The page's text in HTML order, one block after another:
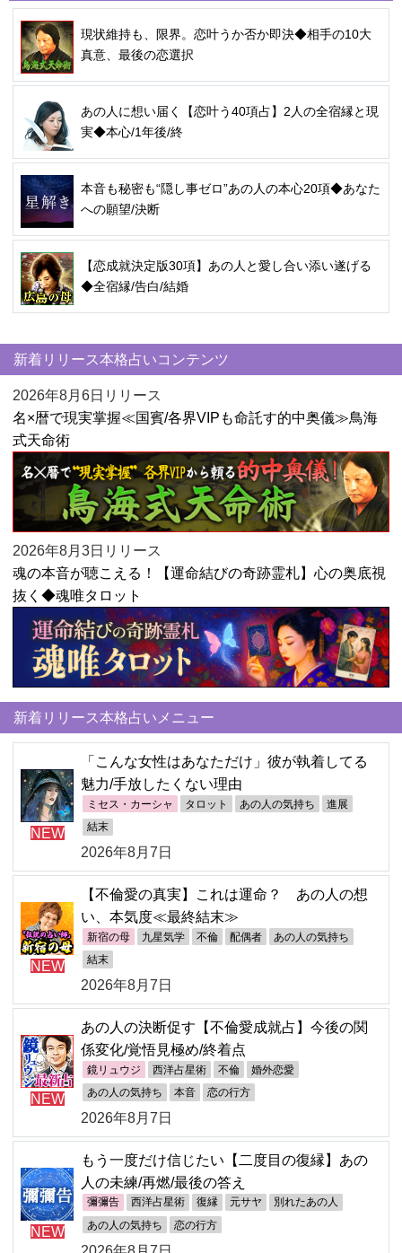
現状維持も、限界。恋叶うか否か即決◆相手の10大
真意、最後の恋選択
あの人に想い届く【恋叶う40項占】2人の全宿縁と現
実◆本心/1年後/終
本音も秘密も“隠し事ゼロ”あの人の本心20項◆あなた
への願望/決断
【恋成就決定版30項】あの人と愛し合い添い遂げる
◆全宿縁/告白/結婚
新着リリース本格占いコンテンツ
2026年8月6日リリース
名×暦で現実掌握≪国賓/各界VIPも命託す的中奥儀≫鳥海
式天命術
2026年8月3日リリース
魂の本音が聴こえる！【運命結びの奇跡霊札】心の奥底視
抜く◆魂唯タロット
新着リリース本格占いメニュー
NEW
「こんな女性はあなただけ」彼が執着してる
魅力/手放したくない理由
ミセス・カーシャ タロット あの人の気持ち 進展
結末
2026年8月7日
NEW
【不倫愛の真実】これは運命？ あの人の想
い、本気度≪最終結末≫
新宿の母 九星気学 不倫 配偶者 あの人の気持ち
結末
2026年8月7日
NEW
あの人の決断促す【不倫愛成就占】今後の関
係変化/覚悟見極め/終着点
鏡リュウジ 西洋占星術 不倫 婚外恋愛
あの人の気持ち 本音 恋の行方
2026年8月7日
NEW
もう一度だけ信じたい【二度目の復縁】あの
人の未練/再燃/最後の答え
彌彌告 西洋占星術 復縁 元サヤ 別れたあの人
あの人の気持ち 恋の行方
2026年8月7日